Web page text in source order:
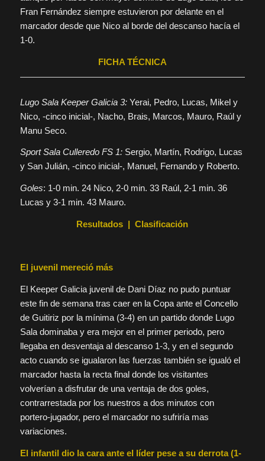
Fran Fernández siempre estuvieron por delante en el
marcador desde que Nico al borde del descanso hacía el
1-0.
FICHA TÉCNICA
Lugo Sala Keeper Galicia 3:Yerai, Pedro, Lucas, Mikel y
Nico, -cinco inicial-, Nacho, Brais, Marcos, Mauro, Raúl y
Manu Seco.
Sport Sala Culleredo FS 1:Sergio, Martín, Rodrigo, Lucas
y San Julián, -cinco inicial-, Manuel, Fernando y Roberto.
Goles: 1-0 min. 24 Nico, 2-0 min. 33 Raúl, 2-1 min. 36
Lucas y 3-1 min. 43 Mauro.
Resultados |Clasificación
El juvenil mereció más
El Keeper Galicia juvenil de Dani Díaz no pudo puntuar
este fin de semana tras caer en la Copa ante el Concello
de Guitiriz por la mínima (3-4) en un partido donde Lugo
Sala dominaba y era mejor en el primer periodo, pero
llegaba en desventaja al descanso 1-3, y en el segundo
acto cuando se igualaron las fuerzas también se igualó el
marcador hasta la recta final donde los visitantes
volverían a disfrutar de una ventaja de dos goles,
contrarrestada por los nuestros a dos minutos con
portero-jugador, pero el marcador no sufriría mas
variaciones.
El infantil dio la cara ante el líder pese a su derrota (1-